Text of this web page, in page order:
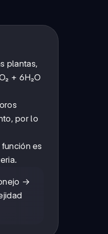
plantas,
+ 6H₂O
por lo
es
→